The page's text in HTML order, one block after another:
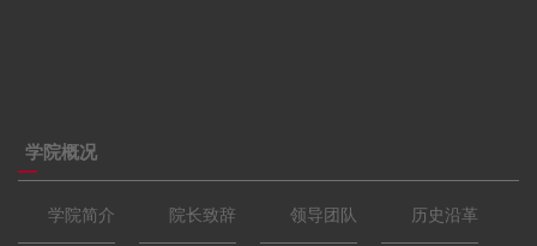
学院概况
学院简介 院长致辞 领导团队 历史沿革